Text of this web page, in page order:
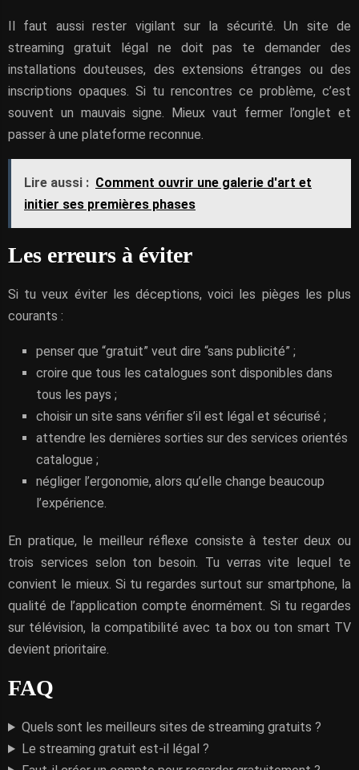
Il faut aussi rester vigilant sur la sécurité. Un site de
streaming gratuit légal ne doit pas te demander des
installations douteuses, des extensions étranges ou des
inscriptions opaques. Si tu rencontres ce problème, c’est
souvent un mauvais signe. Mieux vaut fermer l’onglet et
passer à une plateforme reconnue.
Lire aussi : Comment ouvrir une galerie d'art et
initier ses premières phases
Les erreurs à éviter
Si tu veux éviter les déceptions, voici les pièges les plus
courants :
penser que “gratuit” veut dire “sans publicité” ;
croire que tous les catalogues sont disponibles dans
tous les pays ;
choisir un site sans vérifier s’il est légal et sécurisé ;
attendre les dernières sorties sur des services orientés
catalogue ;
négliger l’ergonomie, alors qu’elle change beaucoup
l’expérience.
En pratique, le meilleur réflexe consiste à tester deux ou
trois services selon ton besoin. Tu verras vite lequel te
convient le mieux. Si tu regardes surtout sur smartphone, la
qualité de l’application compte énormément. Si tu regardes
sur télévision, la compatibilité avec ta box ou ton smart TV
devient prioritaire.
FAQ
Quels sont les meilleurs sites de streaming gratuits ?
Le streaming gratuit est-il légal ?